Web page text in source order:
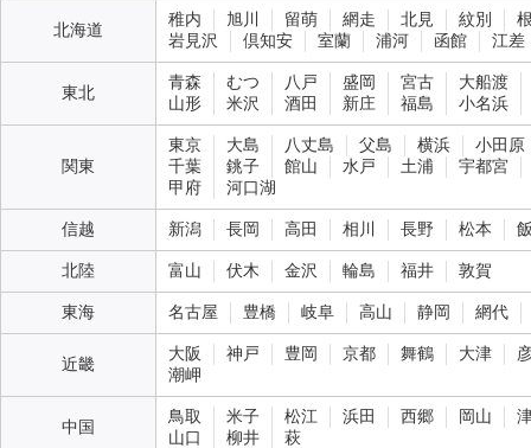
北海道
稚内 旭川 留萌 網走 北見 紋別
岩見沢
倶知安 室蘭 浦河 函館 江差
東北
青森 むつ 八戸 盛岡 宮古
大船渡
山形
米沢 酒田 新庄 福島 小名浜
関東
東京 大島 八丈島 父島 横浜
小田原
千葉
銚子 館山 水戸 土浦
宇都宮
甲府
河口湖
信越 新潟 長岡 高田 相川 長野 松本
北陸 富山 伏木 金沢 輪島 福井 敦賀
東海 名古屋 豊橋 岐阜 高山 静岡 網代
近畿
大阪 神戸 豊岡 京都 舞鶴 大津
潮岬
中国
鳥取 米子 松江 浜田 西郷 岡山
山口
柳井 萩